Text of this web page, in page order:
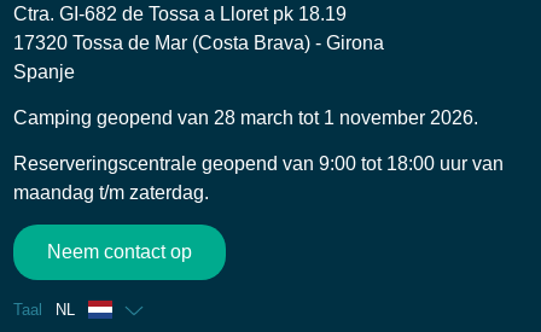
Ctra. GI-682 de Tossa a Lloret pk 18.19
17320 Tossa de Mar (Costa Brava) - Girona
Spanje
Camping geopend van 28 march tot 1 november 2026.
Reserveringscentrale geopend van 9:00 tot 18:00 uur van
maandag t/m zaterdag.
Neem contact op
Taal NL